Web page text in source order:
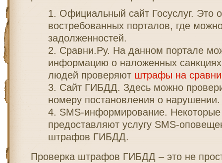
Официальный сайт Госуслуг. Это
востребованных порталов, где
задолженностей.
Сравни.Ру. На данном портале
информацию о наложенных
людей проверяют штрафы на сравни
Сайт ГИБДД. Здесь можно
номеру постановления о нарушении.
SMS-информирование. Некоторые
предоставляют услугу SMS-
штрафов ГИБДД.
Проверка штрафов ГИБДД – это не